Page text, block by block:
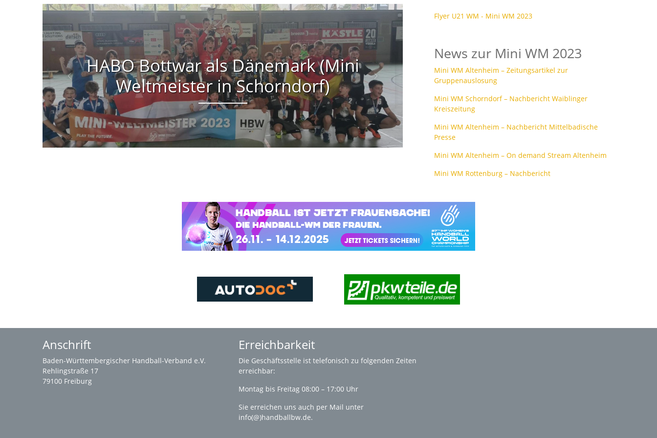
HABO Bottwar als Dänemark (Mini
Weltmeister in Schorndorf)
Previous Next
Flyer U21 WM - Mini WM 2023
News zur Mini WM 2023
Mini WM Altenheim – Zeitungsartikel zur
Gruppenauslosung
Mini WM Schorndorf – Nachbericht Waiblinger
Kreiszeitung
Mini WM Altenheim – Nachbericht Mittelbadische
Presse
Mini WM Altenheim – On demand Stream Altenheim
Mini WM Rottenburg – Nachbericht
Anschrift
Baden-Württembergischer Handball-Verband e.V.
Rehlingstraße 17
79100 Freiburg
Erreichbarkeit
Die Geschäftsstelle ist telefonisch zu folgenden Zeiten
erreichbar:
Montag bis Freitag 08:00 – 17:00 Uhr
Sie erreichen uns auch per Mail unter
info(@)handballbw.de.